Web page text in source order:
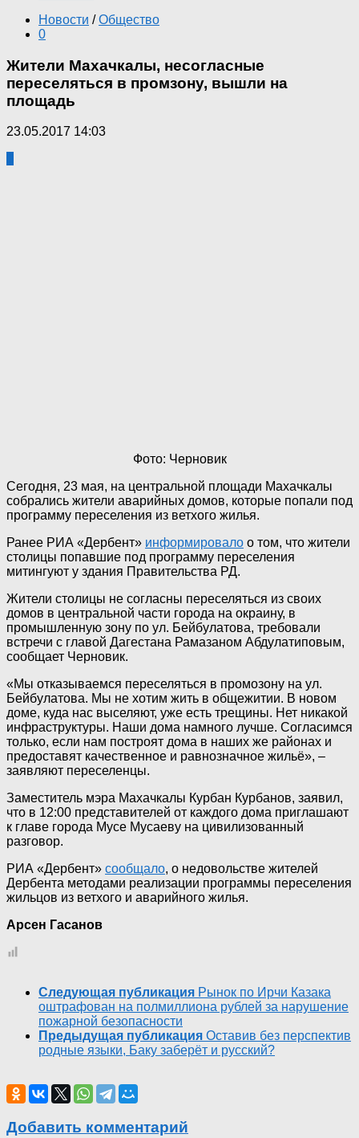
Новости / Общество
0
Жители Махачкалы, несогласные
переселяться в промзону, вышли на
площадь
23.05.2017 14:03
Фото: Черновик
Сегодня, 23 мая, на центральной площади Махачкалы
собрались жители аварийных домов, которые попали под
программу переселения из ветхого жилья.
Ранее РИА «Дербент» информировало о том, что жители
столицы попавшие под программу переселения
митингуют у здания Правительства РД.
Жители столицы не согласны переселяться из своих
домов в центральной части города на окраину, в
промышленную зону по ул. Бейбулатова, требовали
встречи с главой Дагестана Рамазаном Абдулатиповым,
сообщает Черновик.
«Мы отказываемся переселяться в промозону на ул.
Бейбулатова. Мы не хотим жить в общежитии. В новом
доме, куда нас выселяют, уже есть трещины. Нет никакой
инфраструктуры. Наши дома намного лучше. Согласимся
только, если нам построят дома в наших же районах и
предоставят качественное и равнозначное жильё», –
заявляют переселенцы.
Заместитель мэра Махачкалы Курбан Курбанов, заявил,
что в 12:00 представителей от каждого дома приглашают
к главе города Мусе Мусаеву на цивилизованный
разговор.
РИА «Дербент» сообщало, о недовольстве жителей
Дербента методами реализации программы переселения
жильцов из ветхого и аварийного жилья.
Арсен Гасанов
Следующая публикация Рынок по Ирчи Казака
оштрафован на полмиллиона рублей за нарушение
пожарной безопасности
Предыдущая публикация Оставив без перспектив
родные языки, Баку заберёт и русский?
Добавить комментарий